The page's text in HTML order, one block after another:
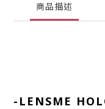
商品描述
- LENSME